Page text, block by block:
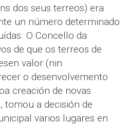
dos seus terreos) era
un número determinado
O Concello da
de que os terreos de
valor (nin
o desenvolvemento
creación de novas
tomou a decisión de
varios lugares en